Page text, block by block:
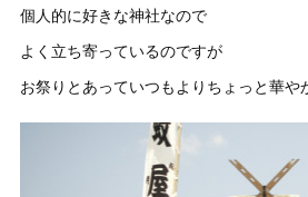
個人的に好きな神社なので
よく立ち寄っているのですが
お祭りとあっていつもよりちょっと華